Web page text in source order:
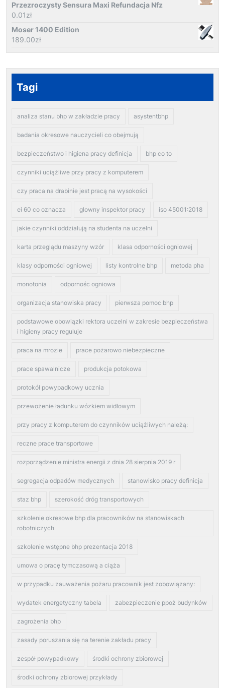
Przezroczysty Sensura Maxi Refundacja Nfz
0.01zł
Moser 1400 Edition
189.00zł
Tagi
analiza stanu bhp w zakładzie pracy asystentbhp
badania okresowe nauczycieli co obejmują
bezpieczeństwo i higiena pracy definicja bhp co to
czynniki uciążliwe przy pracy z komputerem
czy praca na drabinie jest pracą na wysokości
ei 60 co oznacza glowny inspektor pracy iso 45001:2018
jakie czynniki oddziałują na studenta na uczelni
karta przeglądu maszyny wzór klasa odporności ogniowej
klasy odporności ogniowej listy kontrolne bhp metoda pha
monotonia odpornośc ogniowa
organizacja stanowiska pracy pierwsza pomoc bhp
podstawowe obowiązki rektora uczelni w zakresie bezpieczeństwa
i higieny pracy reguluje
praca na mrozie prace pożarowo niebezpieczne
prace spawalnicze produkcja potokowa
protokół powypadkowy ucznia
przewożenie ładunku wózkiem widłowym
przy pracy z komputerem do czynników uciążliwych należą:
reczne prace transportowe
rozporządzenie ministra energii z dnia 28 sierpnia 2019 r
segregacja odpadów medycznych stanowisko pracy definicja
staz bhp szerokość dróg transportowych
szkolenie okresowe bhp dla pracowników na stanowiskach
robotniczych
szkolenie wstępne bhp prezentacja 2018
umowa o pracę tymczasową a ciąża
w przypadku zauważenia pożaru pracownik jest zobowiązany:
wydatek energetyczny tabela zabezpieczenie ppoż budynków
zagrożenia bhp
zasady poruszania się na terenie zakładu pracy
zespół powypadkowy środki ochrony zbiorowej
środki ochrony zbiorowej przykłady